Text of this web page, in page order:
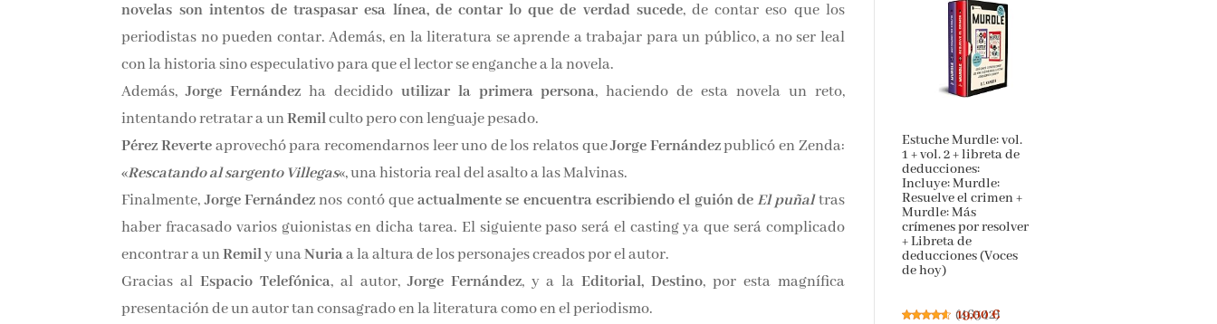
novelas son intentos de traspasar esa línea, de contar lo que de verdad sucede, de contar eso que los
periodistas no pueden contar. Además, en la literatura se aprende a trabajar para un público, a no ser leal
con la historia sino especulativo para que el lector se enganche a la novela.
Además,Jorge Fernández ha decididoutilizar la primera persona, haciendo de esta novela un reto,
intentando retratar a unRemilculto pero con lenguaje pesado.
Pérez Reverteaprovechó para recomendarnos leer uno de los relatos queJorge Fernándezpublicó en Zenda:
«Rescatando al sargento Villegas«, una historia real del asalto a las Malvinas.
Finalmente,Jorge Fernándeznos contó queactualmente se encuentra escribiendo el guión deEl puñaltras
haber fracasado varios guionistas en dicha tarea. El siguiente paso será el casting ya que será complicado
encontrar a unRemily unaNuriaa la altura de los personajes creados por el autor.
Gracias al Espacio Telefónica, al autor,Jorge Fernández, y a laEditorial, Destino, por esta magnífica
presentación de un autor tan consagrado en la literatura como en el periodismo.
Estuche Murdle: vol.
1 + vol. 2 + libreta de
deducciones:
Incluye: Murdle:
Resuelve el crimen +
Murdle: Más
crímenes por resolver
+ Libreta de
deducciones (Voces
de hoy)
(46542)
19,00 €